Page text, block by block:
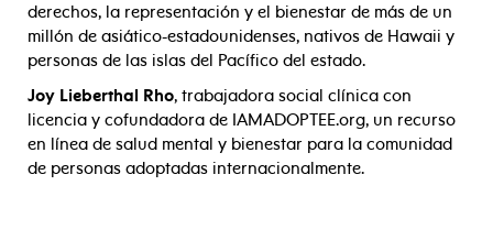
derechos, la representación y el bienestar de más de un
millón de asiático-estadounidenses, nativos de Hawaii y
personas de las islas del Pacífico del estado.
Joy Lieberthal Rho, trabajadora social clínica con
licencia y cofundadora de IAMADOPTEE.org, un recurso
en línea de salud mental y bienestar para la comunidad
de personas adoptadas internacionalmente.